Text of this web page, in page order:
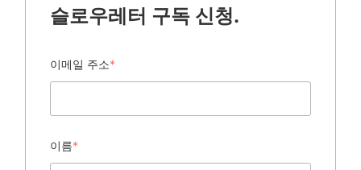
슬로우레터 구독 신청.
이메일 주소*
이름*